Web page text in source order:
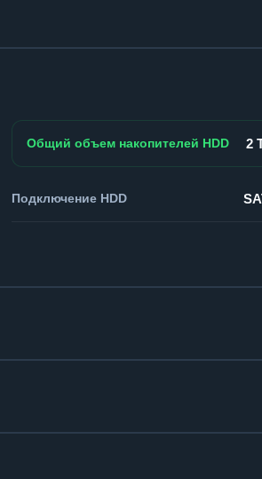
Общий объем накопителей HDD 2
Подключение HDD